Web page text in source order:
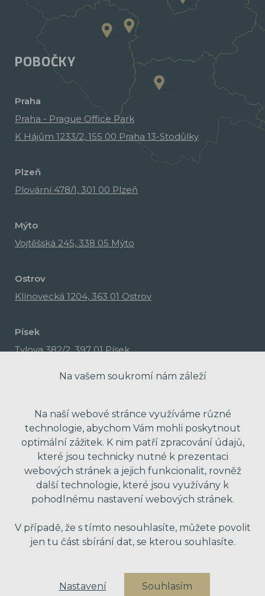
POBOČKY
Praha
Praha - Prague Office Park
K Hájům 1233/2, 155 00 Praha 13-Stodůlky
Plzeň
Plovární 478/1, 301 00 Plzeň
Mýto
Vojtěšská 245, 338 05 Mýto
Ostrov
Klínovecká 1204, 363 01 Ostrov
Písek
Tylova 382/2, 397 01 Písek
Na vašem soukromí nám záleží
Na naší webové stránce využíváme různé
technologie, abychom Vám mohli poskytnout
optimální zážitek. K nim patří zpracování údajů,
které jsou technicky nutné k prezentaci
webových stránek a jejich funkcionalit, rovněž
další technologie, které jsou využívány k
pohodlnému nastavení webových stránek.
V případě, že s tímto nesouhlasíte, můžete povolit
jen tu část sbírání dat, se kterou souhlasíte.
Nastavení Souhlasím